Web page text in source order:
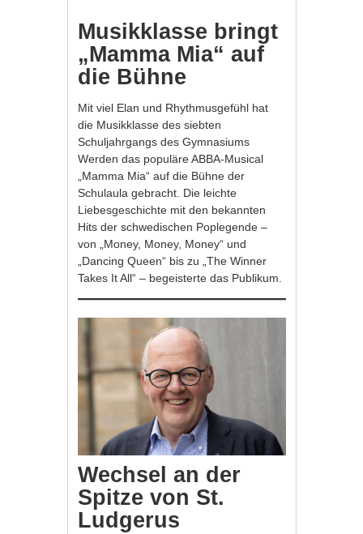
Musikklasse bringt
„Mamma Mia“ auf
die Bühne
Mit viel Elan und Rhythmusgefühl hat
die Musikklasse des siebten
Schuljahrgangs des Gymnasiums
Werden das populäre ABBA-Musical
„Mamma Mia“ auf die Bühne der
Schulaula gebracht. Die leichte
Liebesgeschichte mit den bekannten
Hits der schwedischen Poplegende –
von „Money, Money, Money“ und
„Dancing Queen“ bis zu „The Winner
Takes It All“ – begeisterte das Publikum.
Wechsel an der
Spitze von St.
Ludgerus